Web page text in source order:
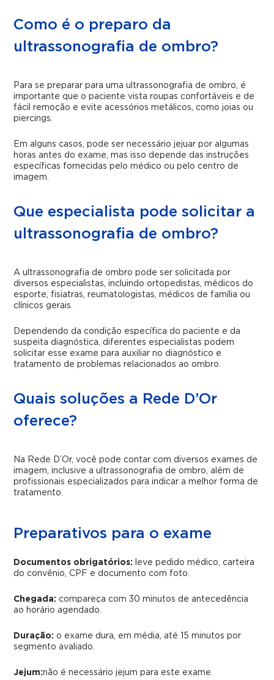
Como é o preparo da
ultrassonografia de ombro?
Para se preparar para uma ultrassonografia de ombro, é
importante que o paciente vista roupas confortáveis e de
fácil remoção e evite acessórios metálicos, como joias ou
piercings.
Em alguns casos, pode ser necessário jejuar por algumas
horas antes do exame, mas isso depende das instruções
específicas fornecidas pelo médico ou pelo centro de
imagem.
Que especialista pode solicitar a
ultrassonografia de ombro?
A ultrassonografia de ombro pode ser solicitada por
diversos especialistas, incluindo ortopedistas, médicos do
esporte, fisiatras, reumatologistas, médicos de família ou
clínicos gerais.
Dependendo da condição específica do paciente e da
suspeita diagnóstica, diferentes especialistas podem
solicitar esse exame para auxiliar no diagnóstico e
tratamento de problemas relacionados ao ombro.
Quais soluções a Rede D’Or
oferece?
Na Rede D’Or, você pode contar com diversos exames de
imagem, inclusive a ultrassonografia de ombro, além de
profissionais especializados para indicar a melhor forma de
tratamento.
Preparativos para o exame
Documentos obrigatórios:
leve pedido médico, carteira
do convênio, CPF e documento com foto.
Chegada: compareça com 30 minutos de antecedência
ao horário agendado.
Duração: o exame dura, em média, até 15 minutos por
segmento avaliado.
Jejum:não é necessário jejum para este exame.